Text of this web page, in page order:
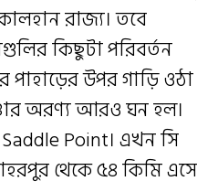
রাজ্য। তবে
কিছুটা পরিবর্তন
পাহাড়ের উপর গাড়ি ওঠা
অরণ্য আরও ঘন হল।
Point। এখন সি
থেকে ৫৪ কিমি এসে